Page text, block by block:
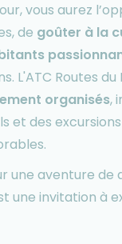
vous aurez
de goûter à la
L'ATC Routes
organisés,
et des
une aventure
une invitation à